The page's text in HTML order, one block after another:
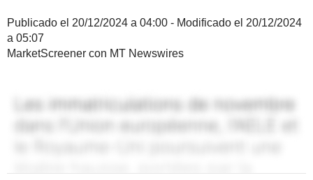
Publicado el 20/12/2024 a 04:00 - Modificado el 20/12/2024
a 05:07
MarketScreener con MT Newswires